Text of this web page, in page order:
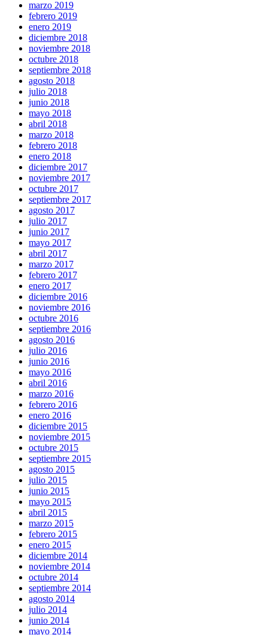
marzo 2019
febrero 2019
enero 2019
diciembre 2018
noviembre 2018
octubre 2018
septiembre 2018
agosto 2018
julio 2018
junio 2018
mayo 2018
abril 2018
marzo 2018
febrero 2018
enero 2018
diciembre 2017
noviembre 2017
octubre 2017
septiembre 2017
agosto 2017
julio 2017
junio 2017
mayo 2017
abril 2017
marzo 2017
febrero 2017
enero 2017
diciembre 2016
noviembre 2016
octubre 2016
septiembre 2016
agosto 2016
julio 2016
junio 2016
mayo 2016
abril 2016
marzo 2016
febrero 2016
enero 2016
diciembre 2015
noviembre 2015
octubre 2015
septiembre 2015
agosto 2015
julio 2015
junio 2015
mayo 2015
abril 2015
marzo 2015
febrero 2015
enero 2015
diciembre 2014
noviembre 2014
octubre 2014
septiembre 2014
agosto 2014
julio 2014
junio 2014
mayo 2014